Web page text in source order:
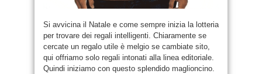
Si avvicina il Natale e come sempre inizia la lotteria
per trovare dei regali intelligenti. Chiaramente se
cercate un regalo utile è melgio se cambiate sito,
qui offriamo solo regali intonati alla linea editoriale.
Quindi iniziamo con questo splendido maglioncino.